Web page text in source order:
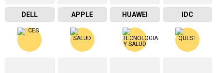
DELL APPLE HUAWEI IDC